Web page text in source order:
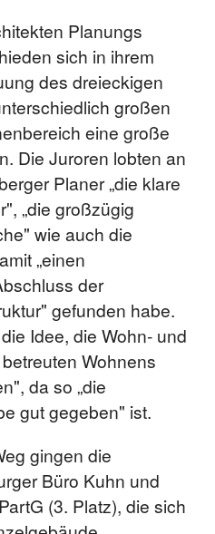
Planungs
sich in ihrem
des dreieckigen
großen
eine große
Die Juroren lobten an
Planer „die klare
„die großzügig
wie auch die
„einen
der
gefunden habe.
Idee, die Wohn- und
Wohnens
da so „die
gut gegeben" ist.
gingen die
Büro Kuhn und
(3. Platz), die sich